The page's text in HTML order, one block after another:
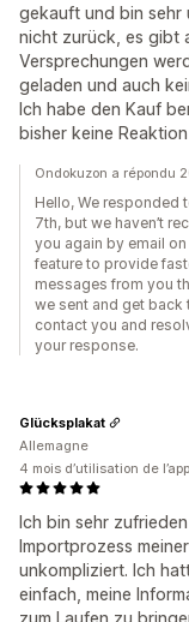
gekauft und bin sehr
nicht zurück, es gibt
Versprechungen
geladen und auch
Ich habe den Kauf
bisher keine
Ondokuzon a répondu
Hello, We responded
7th, but we haven’t
you again by email
feature to provide
messages from you
we sent and get back
contact you and
your response.
Ich bin sehr
Importprozess
unkompliziert. Ich
einfach, meine
zum Laufen zu
Glücksplakat
Allemagne
4 mois d’utilisation de